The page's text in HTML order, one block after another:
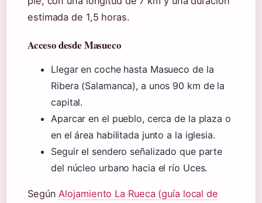
estimada de 1,5 horas.
Acceso desde Masueco
Llegar en coche hasta Masueco de la
Ribera (Salamanca), a unos 90 km de la
capital.
Aparcar en el pueblo, cerca de la plaza o
en el área habilitada junto a la iglesia.
Seguir el sendero señalizado que parte
del núcleo urbano hacia el río Uces.
Según Alojamiento La Rueca (guía local de